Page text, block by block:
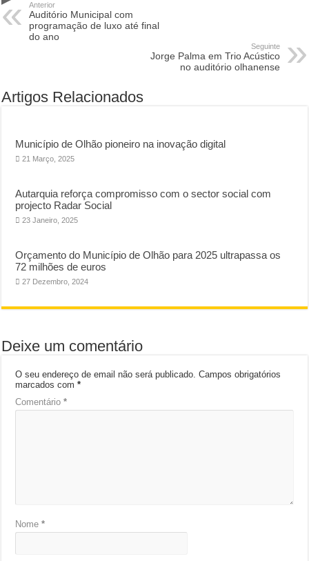
Anterior
Auditório Municipal com
programação de luxo até final
do ano
Seguinte
Jorge Palma em Trio Acústico
no auditório olhanense
Artigos Relacionados
Município de Olhão pioneiro na inovação digital
21 Março, 2025
Autarquia reforça compromisso com o sector social com
projecto Radar Social
23 Janeiro, 2025
Orçamento do Município de Olhão para 2025 ultrapassa os
72 milhões de euros
27 Dezembro, 2024
Deixe um comentário
O seu endereço de email não será publicado. Campos obrigatórios
marcados com*
Comentário*
Nome*